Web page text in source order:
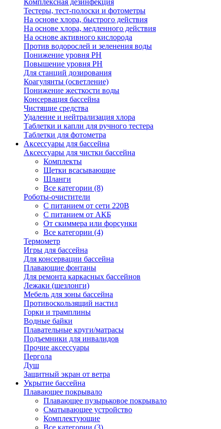
Комплексная дезинфекция
Тестеры, тест-полоски и фотометры
На основе хлора, быстрого действия
На основе хлора, медленного действия
На основе активного кислорода
Против водорослей и зеленения воды
Понижение уровня РН
Повышение уровня РН
Для станций дозирования
Коагулянты (осветление)
Понижение жесткости воды
Консервация бассейна
Чистящие средства
Удаление и нейтрализация хлора
Таблетки и капли для ручного тестера
Таблетки для фотометра
Аксессуары для бассейна
Аксессуары для чистки бассейна
Комплекты
Щетки всасывающие
Шланги
Все категории (8)
Роботы-очистители
С питанием от сети 220В
С питанием от АКБ
От скиммера или форсунки
Все категории (4)
Термометр
Игры для бассейна
Для консервации бассейна
Плавающие фонтаны
Для ремонта каркасных бассейнов
Лежаки (шезлонги)
Мебель для зоны бассейна
Противоскользящий настил
Горки и трамплины
Водные байки
Плавательные круги/матрасы
Подъемники для инвалидов
Прочие аксессуары
Пергола
Душ
Защитный экран от ветра
Укрытие бассейна
Плавающее покрывало
Плавающее пузырьковое покрывало
Сматывающее устройство
Комплектующие
Все категории (3)